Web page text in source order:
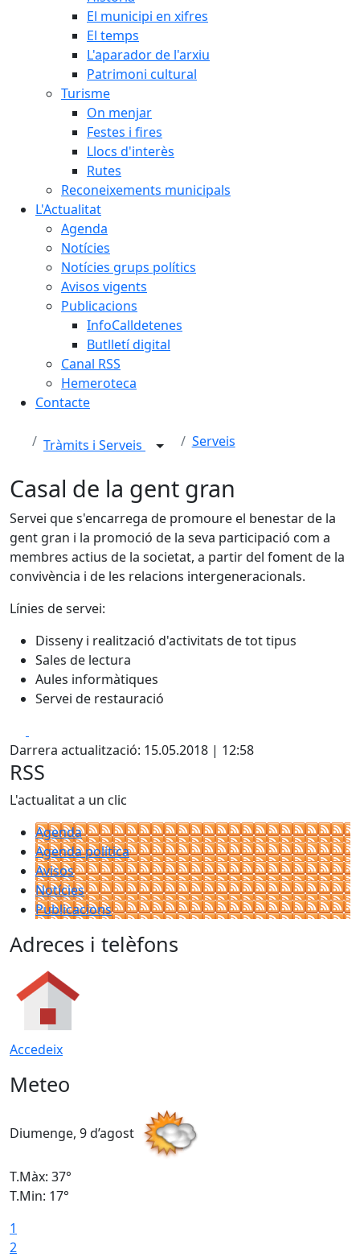
El municipi en xifres
El temps
L'aparador de l'arxiu
Patrimoni cultural
Turisme
On menjar
Festes i fires
Llocs d'interès
Rutes
Reconeixements municipals
L'Actualitat
Agenda
Notícies
Notícies grups polítics
Avisos vigents
Publicacions
InfoCalldetenes
Butlletí digital
Canal RSS
Hemeroteca
Contacte
Tràmits i Serveis Serveis
Casal de la gent gran
Servei que s'encarrega de promoure el benestar de la
gent gran i la promoció de la seva participació com a
membres actius de la societat, a partir del foment de la
convivència i de les relacions intergeneracionals.
Línies de servei:
Disseny i realització d'activitats de tot tipus
Sales de lectura
Aules informàtiques
Servei de restauració
Darrera actualització: 15.05.2018 | 12:58
RSS
L'actualitat a un clic
Agenda
Agenda política
Avisos
Notícies
Publicacions
Adreces i telèfons
Accedeix
Meteo
Diumenge, 9 d’agost
T.Màx: 37°
T.Min: 17°
1
2